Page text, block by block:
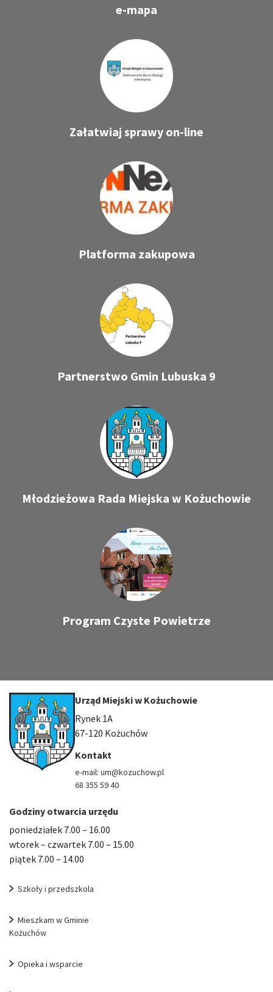
e-mapa
Załatwiaj sprawy on-line
Platforma zakupowa
Partnerstwo Gmin Lubuska 9
Młodzieżowa Rada Miejska w Kożuchowie
Program Czyste Powietrze
Urząd Miejski w Kożuchowie
Rynek 1A
67-120 Kożuchów
Kontakt
e-mail: um@kozuchow.pl
68 355 59 40
Godziny otwarcia urzędu
poniedziałek 7.00 – 16.00
wtorek – czwartek 7.00 – 15.00
piątek 7.00 – 14.00
Szkoły i przedszkola
Mieszkam w Gminie
Kożuchów
Opieka i wsparcie